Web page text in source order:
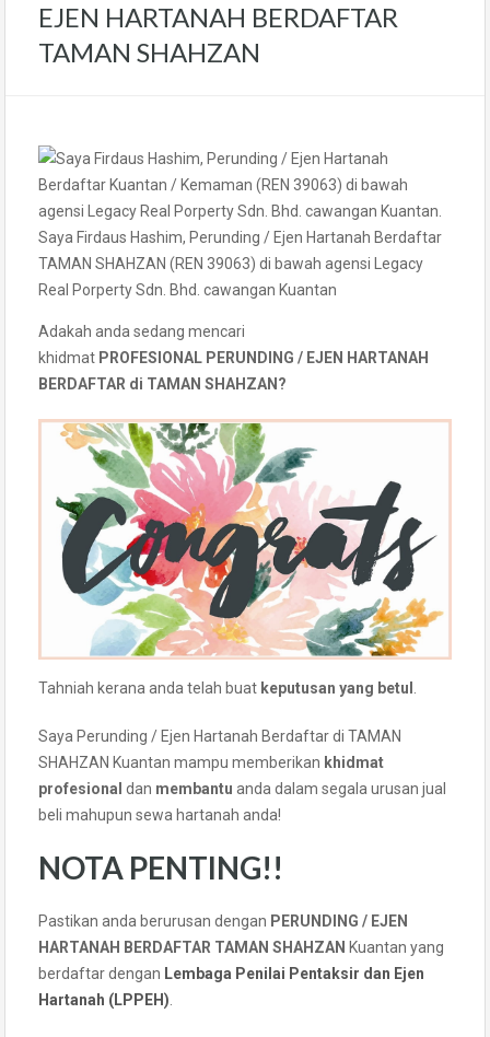
EJEN HARTANAH BERDAFTAR
TAMAN SHAHZAN
Saya Firdaus Hashim, Perunding / Ejen Hartanah Berdaftar
TAMAN SHAHZAN (REN 39063) di bawah agensi Legacy
Real Porperty Sdn. Bhd. cawangan Kuantan
Adakah anda sedang mencari
khidmat PROFESIONAL PERUNDING / EJEN HARTANAH
BERDAFTAR di TAMAN SHAHZAN?
Tahniah kerana anda telah buat keputusan yang betul
Saya Perunding / Ejen Hartanah Berdaftar di TAMAN
SHAHZAN Kuantan mampu memberikan khidmat
profesional dan membantu anda dalam segala urusan jual
beli mahupun sewa hartanah anda!
NOTA PENTING!!
Pastikan anda berurusan dengan PERUNDING / EJEN
HARTANAH BERDAFTAR TAMAN SHAHZAN Kuantan yang
berdaftar dengan Lembaga Penilai Pentaksir dan Ejen
Hartanah (LPPEH)